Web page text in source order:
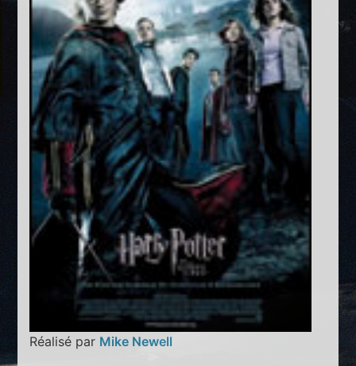
Réalisé par Mike Newell